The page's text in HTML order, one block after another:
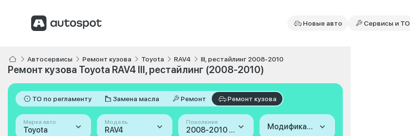
Новые авто Сервисы и ТО
Автосервисы Ремонт кузова Toyota RAV4 III, рестайлинг 2008-2010
Ремонт кузова Toyota RAV4 III, рестайлинг (2008-2010)
ТО по регламенту Замена масла Ремонт Ремонт кузова
Марка авто
Toyota
Модель
RAV4
Поколение
2008-2010 (III, рестайлинг) Модификация